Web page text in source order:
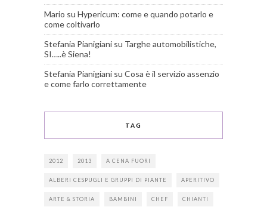
Mario su Hypericum: come e quando potarlo e
come coltivarlo
Stefania Pianigiani su Targhe automobilistiche,
SI…..è Siena!
Stefania Pianigiani su Cosa è il servizio assenzio
e come farlo correttamente
TAG
2012 2013 A CENA FUORI
ALBERI CESPUGLI E GRUPPI DI PIANTE APERITIVO
ARTE & STORIA BAMBINI CHEF CHIANTI